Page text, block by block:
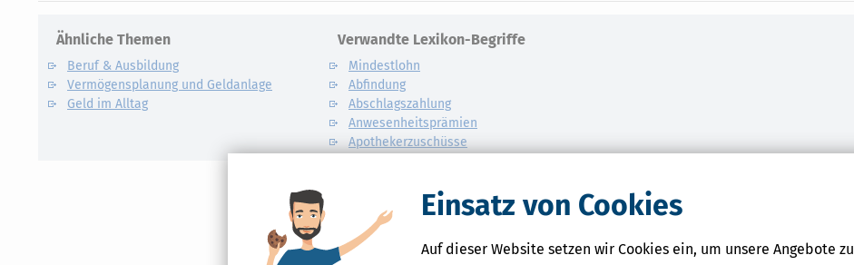
Einsatz von Cookies
Auf dieser Website setzen wir Cookies ein, um unsere Angebote zu
Ähnliche Themen
Beruf & Ausbildung
Vermögensplanung und Geldanlage
Geld im Alltag
Verwandte Lexikon-Begriffe
Mindestlohn
Abfindung
Abschlagszahlung
Anwesenheitsprämien
Apothekerzuschüsse